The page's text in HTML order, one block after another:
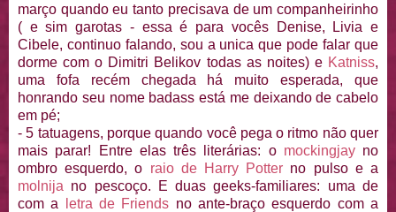
março quando eu tanto precisava de um companheirinho
( e sim garotas - essa é para vocês Denise, Livia e
Cibele, continuo falando, sou a unica que pode falar que
dorme com o Dimitri Belikov todas as noites) e Katniss,
uma fofa recém chegada há muito esperada, que
honrando seu nome badass está me deixando de cabelo
em pé;
- 5 tatuagens, porque quando você pega o ritmo não quer
mais parar! Entre elas três literárias: omockingjay no
ombro esquerdo, o raio de Harry Potter no pulso e a
molnija no pescoço. E duas geeks-familiares: uma de
com a letra de Friends no ante-braço esquerdo com a